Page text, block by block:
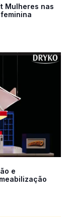
Mulheres nas
e